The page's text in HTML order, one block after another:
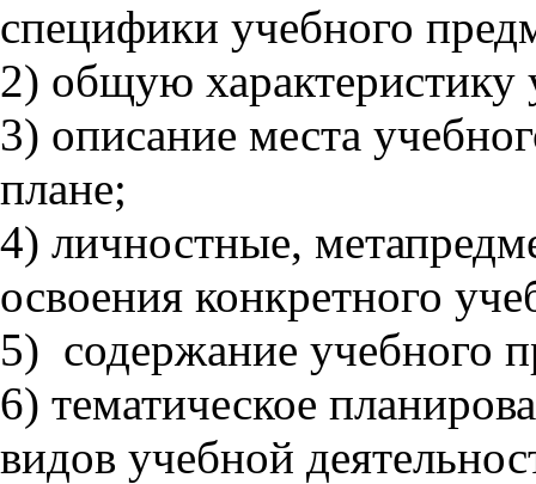
специфики учебного
2) общую характеристику
3) описание места
плане;
4) личностные,
освоения конкретного
5) содержание учебного
6) тематическое
видов учебной